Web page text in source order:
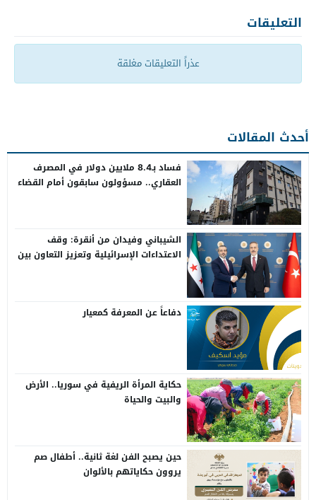
التعليقات
عذراً التعليقات مغلقة
أحدث المقالات
فساد بـ8.4 ملايين دولار في المصرف
العقاري.. مسؤولون سابقون أمام القضاء
الشيباني وفيدان من أنقرة: وقف
الاعتداءات الإسرائيلية وتعزيز التعاون بين
دفاعاً عن المعرفة كمعيار
حكاية المرأة الريفية في سوريا.. الأرض
والبيت والحياة
حين يصبح الفن لغة ثانية.. أطفال صم
يروون حكاياتهم بالألوان